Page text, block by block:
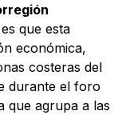
que esta
económica,
costeras del
durante el foro
que agrupa a las